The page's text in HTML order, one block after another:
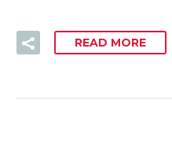
READ MORE